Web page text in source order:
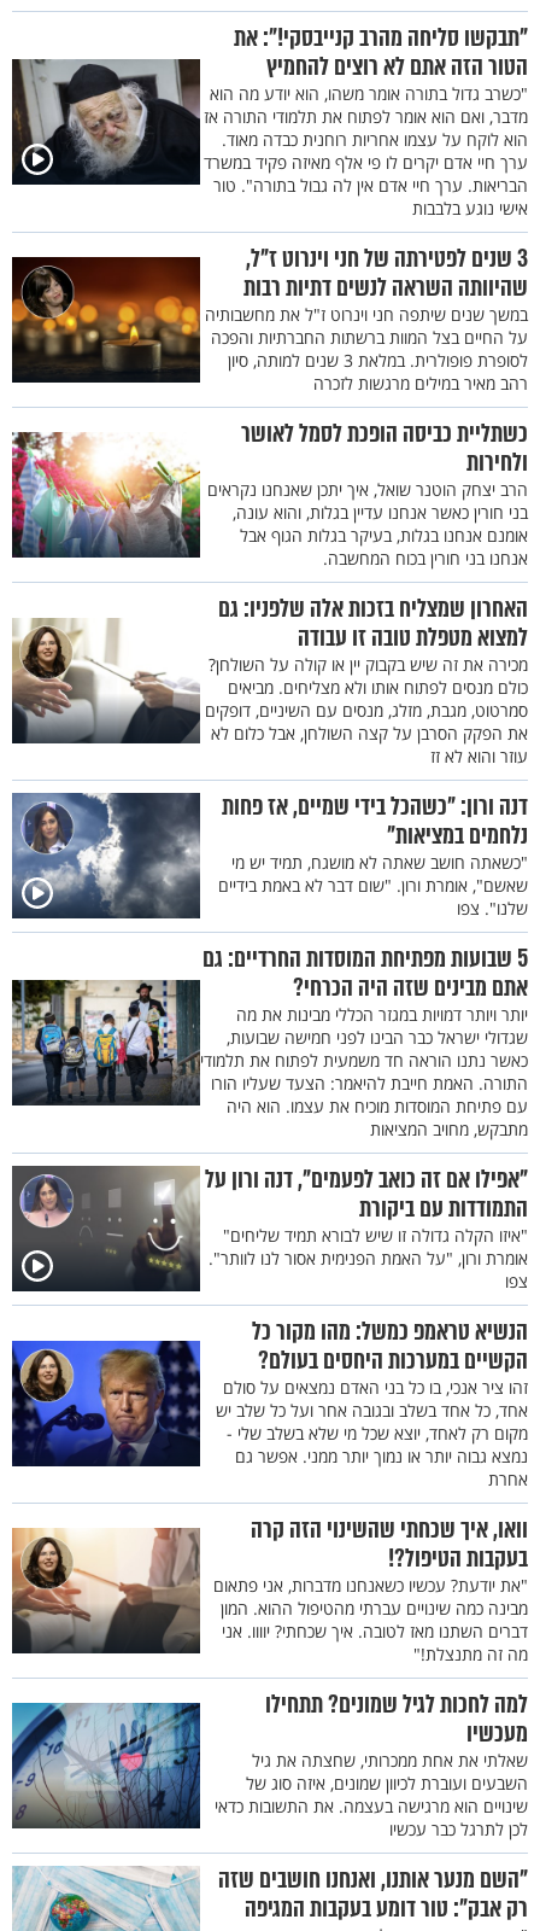
"תבקשו סליחה מהרב קנייבסקי!": את
הטור הזה אתם לא רוצים להחמיץ
"כשרב גדול בתורה אומר משהו, הוא יודע מה הוא
מדבר, ואם הוא אומר לפתוח את תלמודי התורה אז
הוא לוקח על עצמו אחריות רוחנית כבדה מאוד.
ערך חיי אדם יקרים לו פי אלף מאיזה פקיד במשרד
הבריאות. ערך חיי אדם אין לה גבול בתורה". טור
אישי נוגע בלבבות
3 שנים לפטירתה של חני וינרוט ז"ל,
שהיוותה השראה לנשים דתיות רבות
במשך שנים שיתפה חני וינרוט ז"ל את מחשבותיה
על החיים בצל המוות ברשתות החברתיות והפכה
לסופרת פופולרית. במלאת 3 שנים למותה, סיון
רהב מאיר במילים מרגשות לזכרה
כשתליית כביסה הופכת לסמל לאושר
ולחירות
הרב יצחק הוטנר שואל, איך יתכן שאנחנו נקראים
בני חורין כאשר אנחנו עדיין בגלות, והוא עונה,
אומנם אנחנו בגלות, בעיקר בגלות הגוף אבל
אנחנו בני חורין בכוח המחשבה.
האחרון שמצליח בזכות אלה שלפניו: גם
למצוא מטפלת טובה זו עבודה
מכירה את זה שיש בקבוק יין או קולה על השולחן?
כולם מנסים לפתוח אותו ולא מצליחים. מביאים
סמרטוט, מגבת, מזלג, מנסים עם השיניים, דופקים
את הפקק הסרבן על קצה השולחן, אבל כלום לא
עוזר והוא לא זז
דנה ורון: "כשהכל בידי שמיים, אז פחות
נלחמים במציאות"
"כשאתה חושב שאתה לא מושגח, תמיד יש מי
שאשם", אומרת ורון. "שום דבר לא באמת בידיים
שלנו". צפו
5 שבועות מפתיחת המוסדות החרדיים: גם
אתם מבינים שזה היה הכרחי?
יותר ויותר דמויות במגזר הכללי מבינות את מה
שגדולי ישראל כבר הבינו לפני חמישה שבועות,
כאשר נתנו הוראה חד משמעית לפתוח את תלמודי
התורה. האמת חייבת להיאמר: הצעד שעליו הורו
עם פתיחת המוסדות מוכיח את עצמו. הוא היה
מתבקש, מחויב המציאות
"אפילו אם זה כואב לפעמים", דנה ורון על
התמודדות עם ביקורת
"איזו הקלה גדולה זו שיש לבורא תמיד שליחים"
אומרת ורון, "על האמת הפנימית אסור לנו לוותר".
צפו
הנשיא טראמפ כמשל: מהו מקור כל
הקשיים במערכות היחסים בעולם?
זהו ציר אנכי, בו כל בני האדם נמצאים על סולם
אחד, כל אחד בשלב ובגובה אחר ועל כל שלב יש
מקום רק לאחד, יוצא שכל מי שלא בשלב שלי -
נמצא גבוה יותר או נמוך יותר ממני. אפשר גם
אחרת
וואו, איך שכחתי שהשינוי הזה קרה
בעקבות הטיפול?!
"את יודעת? עכשיו כשאנחנו מדברות, אני פתאום
מבינה כמה שינויים עברתי מהטיפול ההוא. המון
דברים השתנו מאז לטובה. איך שכחתי? יוווו. אני
מה זה מתנצלת!"
למה לחכות לגיל שמונים? תתחילו
מעכשיו
שאלתי את אחת ממכרותי, שחצתה את גיל
השבעים ועוברת לכיוון שמונים, איזה סוג של
שינויים הוא מרגישה בעצמה. את התשובות כדאי
לכן לתרגל כבר עכשיו
"השם מנער אותנו, ואנחנו חושבים שזה
רק אבק": טור דומע בעקבות המגיפה